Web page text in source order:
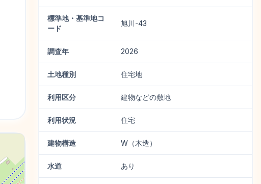
標準地・基準地コ
ード
旭川-43
調査年 2026
土地種別 住宅地
利用区分 建物などの敷地
利用状況 住宅
建物構造 W（木造）
水道 あり